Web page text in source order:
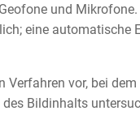
und
eine automatische
Verfahren vor, bei
Bildinhalts